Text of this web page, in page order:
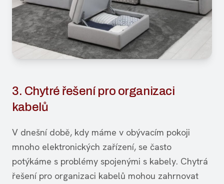
3. Chytré řešení pro organizaci
kabelů
V dnešní době, kdy máme v obývacím pokoji
mnoho elektronických zařízení, se často
potýkáme s problémy spojenými s kabely. Chytrá
řešení pro organizaci kabelů mohou zahrnovat